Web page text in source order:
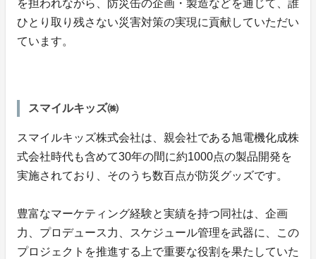
を担われながら、防災缶の企画・製造などを通じて、誰
ひとり取り残さない災害対策の実現に貢献していただい
ています。
スマイルキッズ㈱
スマイルキッズ株式会社は、親会社である旭電機化成株
式会社時代も含めて30年の間に約1000点の製品開発を
実施されており、そのうち数百点が防災グッズです。
豊富なマーケティング経験と実績を持つ同社は、企画
力、プロデュース力、スケジュール管理を武器に、この
プロジェクトを推進する上で重要な役割を果たしていた